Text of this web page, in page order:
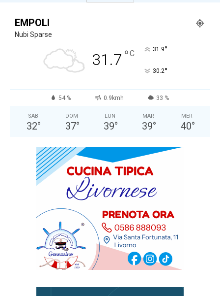
EMPOLI
Nubi Sparse
31.7 °C 31.9°
30.2°
54 % 0.9kmh 33 %
SAB
32°
DOM
37°
LUN
39°
MAR
39°
MER
40°